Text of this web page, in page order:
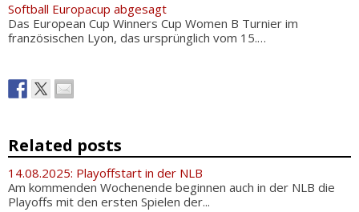
Softball Europacup abgesagt
Das European Cup Winners Cup Women B Turnier im
französischen Lyon, das ursprünglich vom 15.…
Related posts
14.08.2025: Playoffstart in der NLB
Am kommenden Wochenende beginnen auch in der NLB die
Playoffs mit den ersten Spielen der...